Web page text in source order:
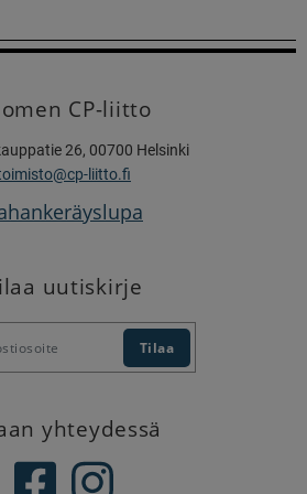
CP-liitto
26, 00700 Helsinki
liitto.fi
uutiskirje
yhteydessä